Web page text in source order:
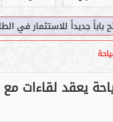
في الطاقة السعودية
يعقد لقاءات